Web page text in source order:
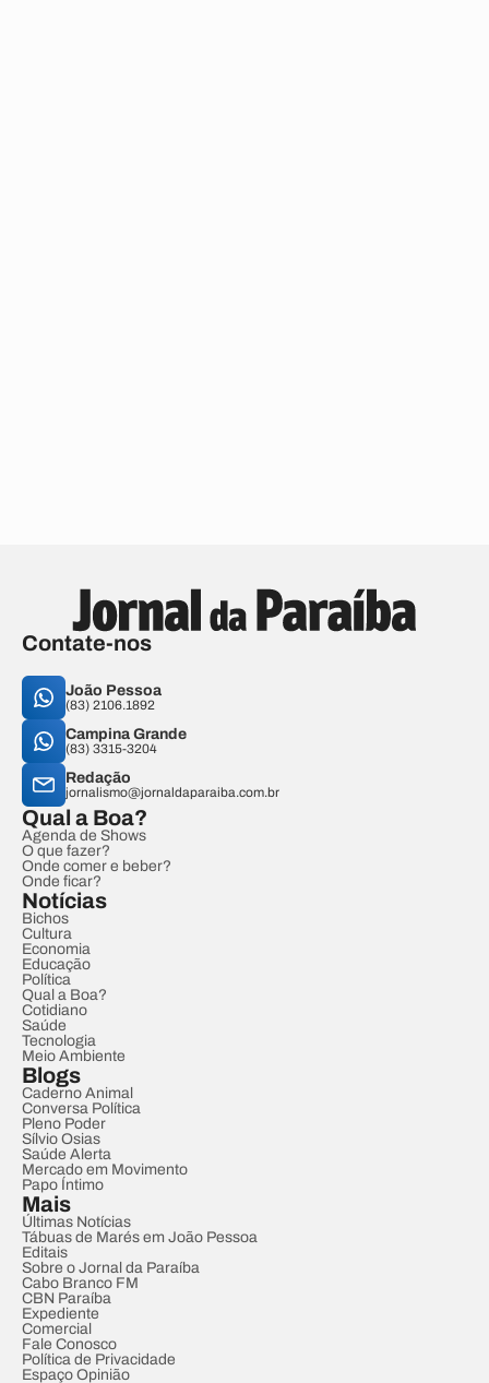
Contate-nos
João Pessoa
(83) 2106.1892
Campina Grande
(83) 3315-3204
Redação
jornalismo@jornaldaparaiba.com.br
Qual a Boa?
Agenda de Shows
O que fazer?
Onde comer e beber?
Onde ficar?
Notícias
Bichos
Cultura
Economia
Educação
Política
Qual a Boa?
Cotidiano
Saúde
Tecnologia
Meio Ambiente
Blogs
Caderno Animal
Conversa Política
Pleno Poder
Sílvio Osias
Saúde Alerta
Mercado em Movimento
Papo Íntimo
Mais
Últimas Notícias
Tábuas de Marés em João Pessoa
Editais
Sobre o Jornal da Paraíba
Cabo Branco FM
CBN Paraíba
Expediente
Comercial
Fale Conosco
Política de Privacidade
Espaço Opinião